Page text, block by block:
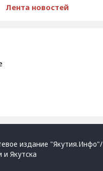
Лента новостей
издание "Якутия.Инфо"/
и Якутска